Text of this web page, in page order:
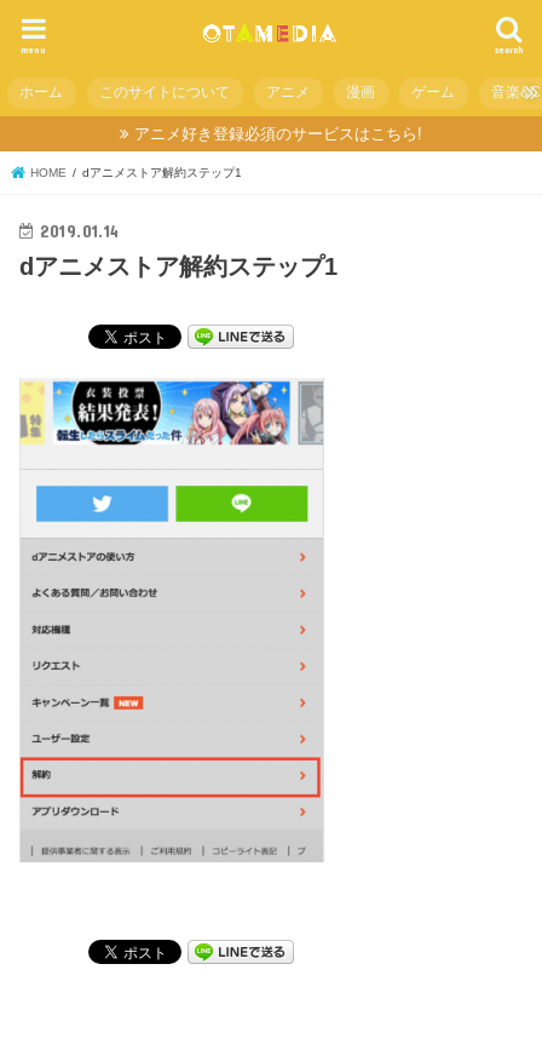
search
menu
ホーム このサイトについて アニメ 漫画 ゲーム 音楽
アニメ好き登録必須のサービスはこちら!
HOME dアニメストア解約ステップ1
2019.01.14
dアニメストア解約ステップ1